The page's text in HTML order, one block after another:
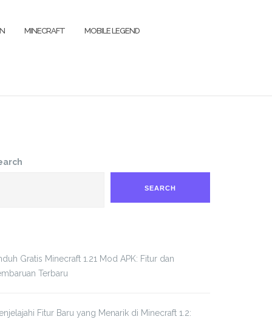
MINECRAFT MOBILE LEGEND
SEARCH
Gratis Minecraft 1.21 Mod APK: Fitur dan
Terbaru
Fitur Baru yang Menarik di Minecraft 1.2: